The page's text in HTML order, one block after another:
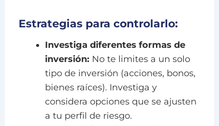
Estrategias para controlarlo:
Investiga diferentes formas de
inversión: No te limites a un solo
tipo de inversión (acciones, bonos,
bienes raíces). Investiga y
considera opciones que se ajusten
a tu perfil de riesgo.